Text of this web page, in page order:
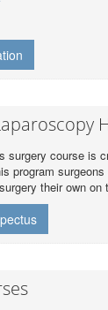
surgery course is
program
their own on